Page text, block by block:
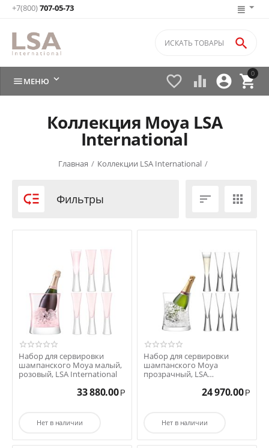
+7(800)707-05-73
0


 

МЕНЮ 
Коллекция Moya LSA
International
Главная / Коллекции LSA International /
 Фильтры  
Набор для сервировки
шампанского Moya малый,
розовый, LSA International
33 880.00 Р
Нет в наличии
Набор для сервировки
шампанского Moya
прозрачный, LSA
24 970.00 Р
Нет в наличии